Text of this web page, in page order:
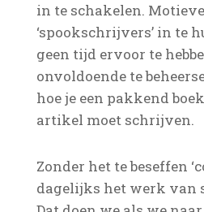
in te schakelen.
‘spookschrijvers’ in te
geen tijd ervoor te
onvoldoende te
hoe je een pakkend
artikel moet schrijven.
Zonder het te beseffen
dagelijks het werk van